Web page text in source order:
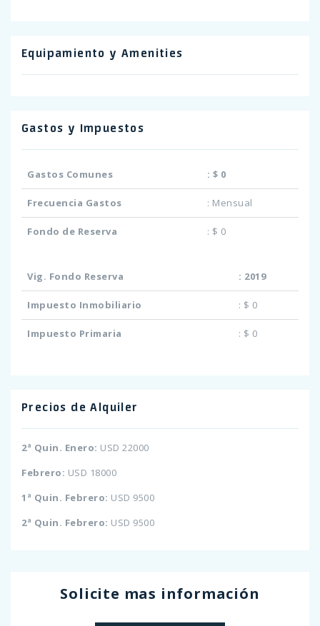
Equipamiento y Amenities
Gastos y Impuestos
Gastos Comunes : $ 0
Frecuencia Gastos : Mensual
Fondo de Reserva : $ 0
Vig. Fondo Reserva : 2019
Impuesto Inmobiliario : $ 0
Impuesto Primaria : $ 0
Precios de Alquiler
2ª Quin. Enero: USD 22000
Febrero: USD 18000
1ª Quin. Febrero: USD 9500
2ª Quin. Febrero: USD 9500
Solicite mas información